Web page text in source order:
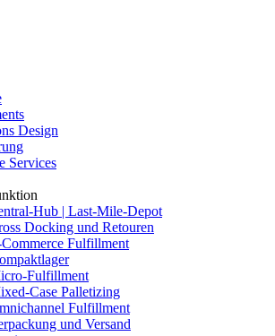
Design
Services
Hub | Last-Mile-Depot
Docking und Retouren
Fulfillment
Fulfillment
Case Palletizing
Fulfillment
und Versand